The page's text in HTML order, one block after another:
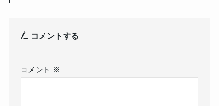
コメントする
コメント ※